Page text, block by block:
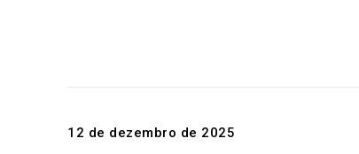
12 de dezembro de 2025